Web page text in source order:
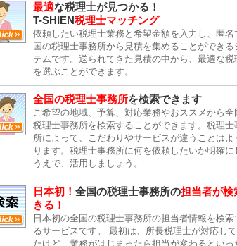
最適な税理士が見つかる！
T-SHIEN税理士マッチング
依頼したい税理士業務と希望金額を入力し、匿名
国の税理士事務所から見積を集めることができる
テムです。送られてきた見積の中から、最適な税
を選ぶことができます。
全国の税理士事務所を検索できます
ご希望の地域、予算、対応業務やおススメから全
税理士事務所を検索することができます。税理士
所によって、こだわりやサービスが違うことはよ
ります。税理士事務所に何を依頼したいか明確に
うえで、活用しましょう。
日本初！ 全国の税理士事務所の担当者が検
きる！
日本初の全国の税理士事務所の担当者情報を検索
るサービスです。 最初は、所長税理士が対応し
たけど、業務がはじまったら担当が変わるといっ